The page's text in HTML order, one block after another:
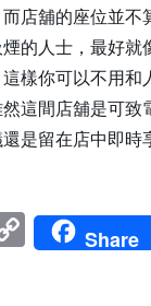
店舖的座位並不
的人士，最好就
樣你可以不用和
這間店舖是可致
是留在店中即時
Copy
Link
Share